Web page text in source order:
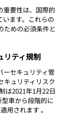
重要性は、国際的
ます。これらの
ための必須条件と
リティ規制
ーセキュリティ管
キュリティリスク
は2021年1月22日
車から段階的に
用されます 。